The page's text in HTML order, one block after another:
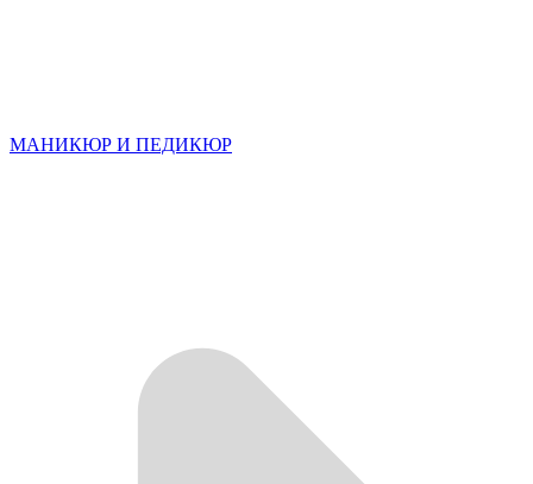
МАНИКЮР И ПЕДИКЮР